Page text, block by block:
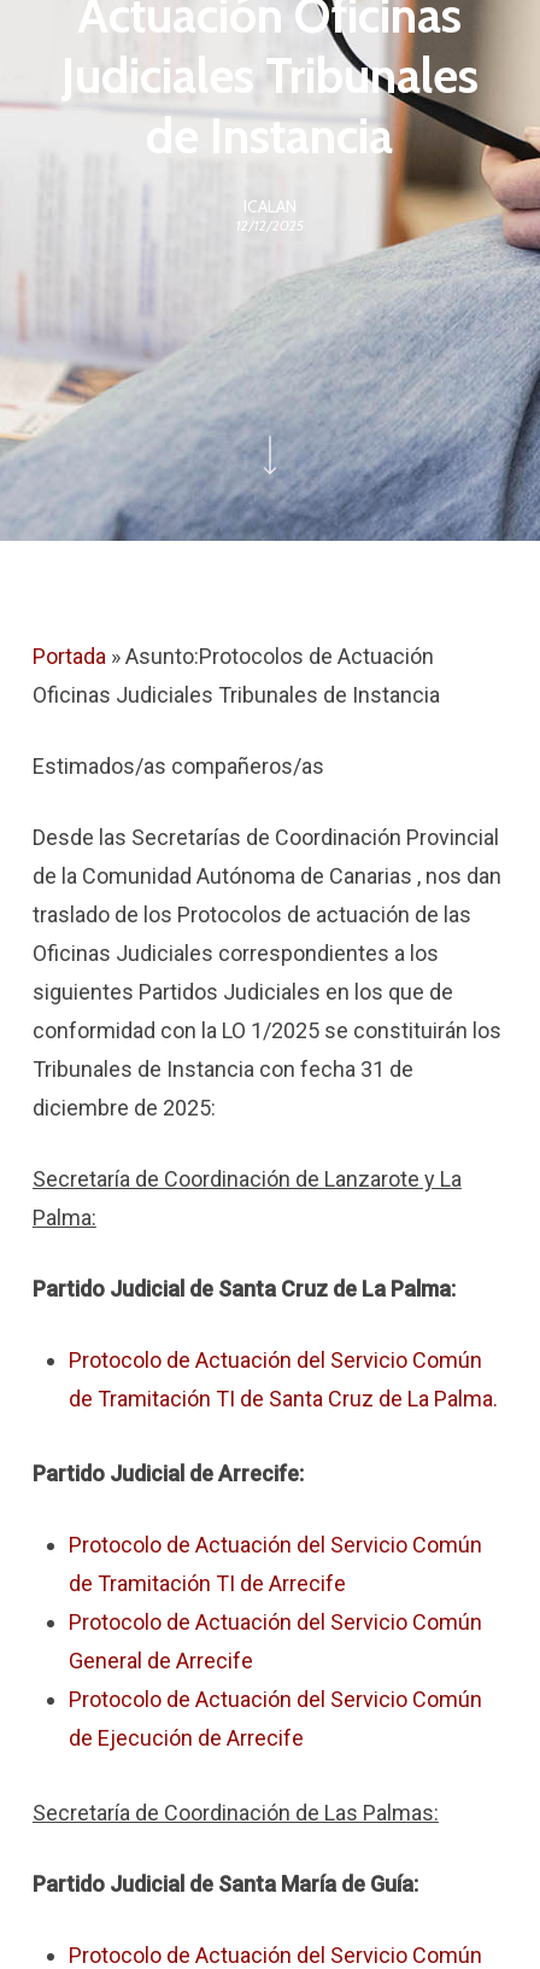
Actuación Oficinas
Judiciales Tribunales
de Instancia
ICALAN
12/12/2025
Portada »Asunto:Protocolos de Actuación
Oficinas Judiciales Tribunales de Instancia
Estimados/as compañeros/as
Desde las Secretarías de Coordinación Provincial
de la Comunidad Autónoma de Canarias , nos dan
traslado de los Protocolos de actuación de las
Oficinas Judiciales correspondientes a los
siguientes Partidos Judiciales en los que de
conformidad con la LO 1/2025 se constituirán los
Tribunales de Instancia con fecha 31 de
diciembre de 2025:
Secretaría de Coordinación de Lanzarote y La
Palma:
Partido Judicial de Santa Cruz de La Palma:
Protocolo de Actuación del Servicio Común
de Tramitación TI de Santa Cruz de La Palma.
Partido Judicial de Arrecife:
Protocolo de Actuación del Servicio Común
de Tramitación TI de Arrecife
Protocolo de Actuación del Servicio Común
General de Arrecife
Protocolo de Actuación del Servicio Común
de Ejecución de Arrecife
Secretaría de Coordinación de Las Palmas:
Partido Judicial de Santa María de Guía:
Protocolo de Actuación del Servicio Común